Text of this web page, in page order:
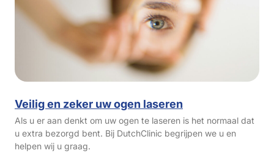
Veilig en zeker uw ogen laseren
Als u er aan denkt om uw ogen te laseren is het normaal dat
u extra bezorgd bent. Bij DutchClinic begrijpen we u en
helpen wij u graag.